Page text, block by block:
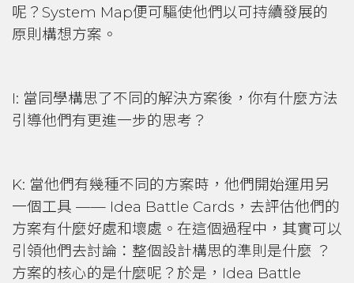
呢？System Map便可驅使他們以可持續發展的
原則構想方案。
I: 當同學構思了不同的解決方案後，你有什麼方法
引導他們有更進一步的思考？
K: 當他們有幾種不同的方案時，他們開始運用另
一個工具 —— Idea Battle Cards，去評估他們的
方案有什麼好處和壞處。在這個過程中，其實可以
引領他們去討論：整個設計構思的準則是什麼 ？
方案的核心的是什麼呢？於是，Idea Battle